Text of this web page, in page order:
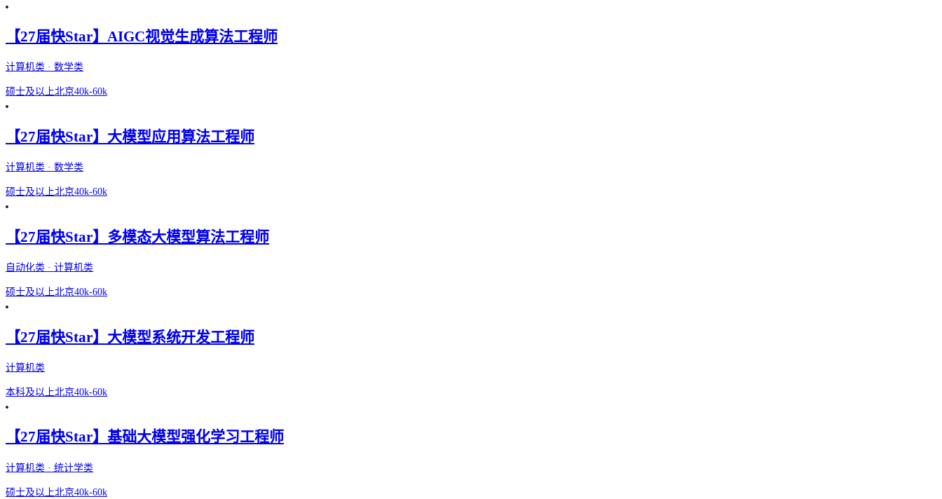
【27届快Star】AIGC视觉生成算法工程师
计算机类 · 数学类
硕士及以上北京40k-60k
【27届快Star】大模型应用算法工程师
计算机类 · 数学类
硕士及以上北京40k-60k
【27届快Star】多模态大模型算法工程师
自动化类 · 计算机类
硕士及以上北京40k-60k
【27届快Star】大模型系统开发工程师
计算机类
本科及以上北京40k-60k
【27届快Star】基础大模型强化学习工程师
计算机类 · 统计学类
硕士及以上北京40k-60k